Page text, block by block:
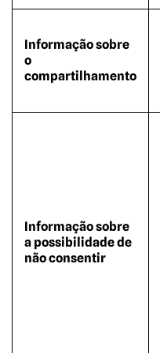
Informação sobre
o
compartilhamento
Informação sobre
a possibilidade de
não consentir